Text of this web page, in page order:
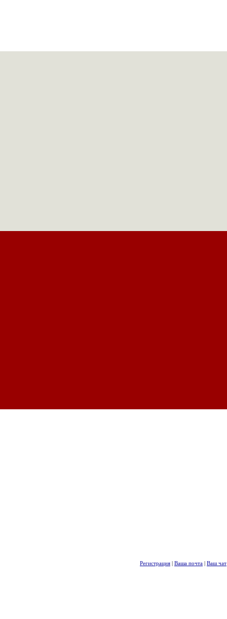
Регистрация | Ваша почта | Ваш чат